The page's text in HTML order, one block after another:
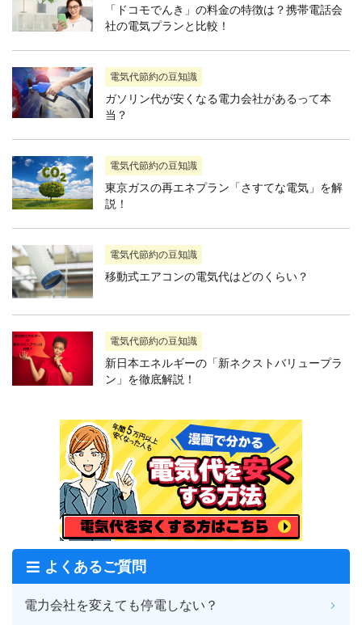
「ドコモでんき」の料金の特徴は？携帯電話会
社の電気プランと比較！
電気代節約の豆知識
ガソリン代が安くなる電力会社があるって本
当？
電気代節約の豆知識
東京ガスの再エネプラン「さすてな電気」を解
説！
電気代節約の豆知識
移動式エアコンの電気代はどのくらい？
電気代節約の豆知識
新日本エネルギーの「新ネクストバリュープラ
ン」を徹底解説！
よくあるご質問
電力会社を変えても停電しない？